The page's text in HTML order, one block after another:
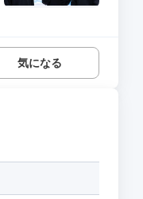
気になる